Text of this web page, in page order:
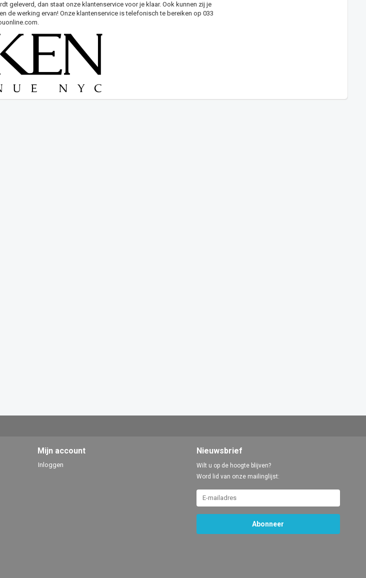
geleverd, dan staat onze klantenservice voor je klaar. Ook kunnen zij je
de werking ervan! Onze klantenservice is telefonisch te bereiken op 033
.
Mijn account
Inloggen
Nieuwsbrief
Wilt u op de hoogte blijven?
Word lid van onze mailinglijst:
Abonneer